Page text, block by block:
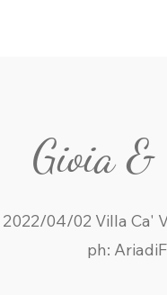
Gioia &
2022/04/02 Villa Ca'
ph: